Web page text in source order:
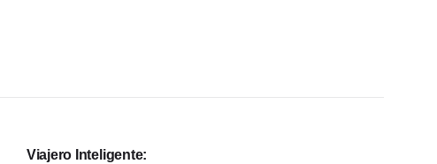
Viajero Inteligente: